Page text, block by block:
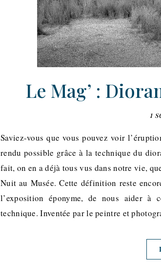
Le Mag’ :
1
Saviez-vous que vous pouvez voir
rendu possible grâce à la technique du
fait, on en a déjà tous vus dans notre vie,
Nuit au Musée. Cette définition reste
l’exposition éponyme, de nous aider à
technique. Inventée par le peintre et